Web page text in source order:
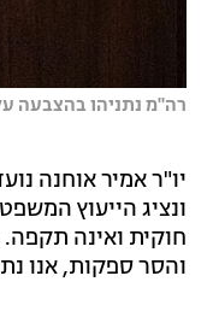
רה"מ נתניהו בהצבעה על
יו"ר אמיר אוחנה
ונציג הייעוץ
חוקית ואינה
והסר ספקות, אנו